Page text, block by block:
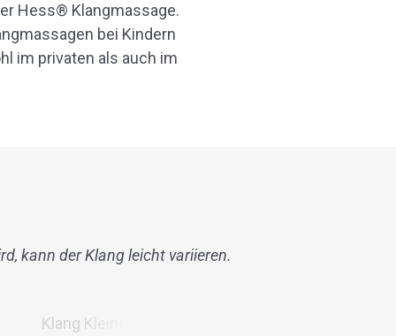
Hess® Klangmassage.
bei Kindern
im privaten als auch im
kann der Klang leicht variieren.
Klang Kleine Herzschale